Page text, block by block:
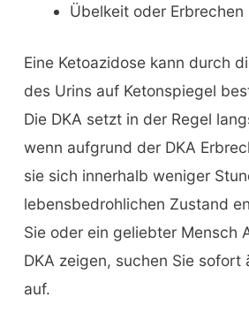
Übelkeit oder Erbrechen
Eine Ketoazidose kann durch
des Urins auf Ketonspiegel
Die DKA setzt in der Regel
wenn aufgrund der DKA
sie sich innerhalb weniger
lebensbedrohlichen Zustand
Sie oder ein geliebter Mensch
DKA zeigen, suchen Sie sofort
auf.